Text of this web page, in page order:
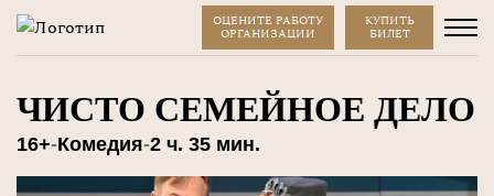
ОЦЕНИТЕ РАБОТУ
ОРГАНИЗАЦИИ
КУПИТЬ
БИЛЕТ
ЧИСТО СЕМЕЙНОЕ ДЕЛО
16+-Комедия-2 ч. 35 мин.